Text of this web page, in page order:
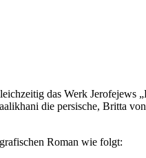
das Werk Jerofejews
die persische, Britta
Roman wie folgt: